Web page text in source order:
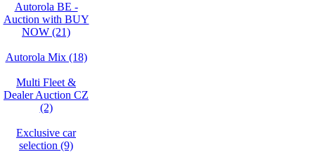
Autorola BE -
Auction with BUY
NOW (21)
Autorola Mix (18)
Multi Fleet &
Dealer Auction CZ
(2)
Exclusive car
selection (9)